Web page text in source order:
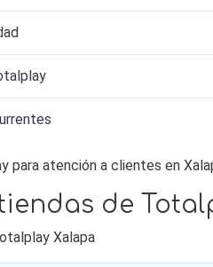
para atención a clientes en
de
Xalapa